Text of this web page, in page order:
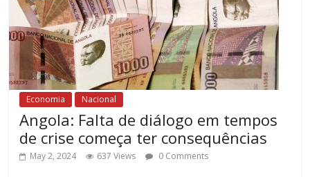
Economia Nacional
Angola: Falta de diálogo em tempos
de crise começa ter consequências
May 2, 2024 637 Views 0 Comments